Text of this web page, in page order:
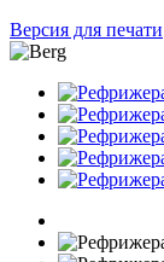
Версия для печати